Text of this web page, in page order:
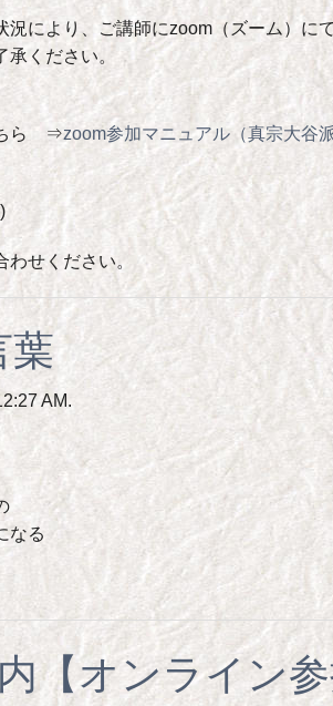
により、ご講師にzoom（ズーム）に
ください。
ちら ⇒zoom参加マニュアル（真宗大谷
せください。
葉
AM.
なる
【オンライン